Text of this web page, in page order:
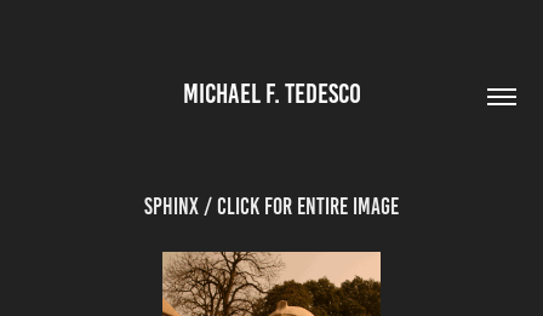
MICHAEL F. TEDESCO
Sphinx / Click for Entire image